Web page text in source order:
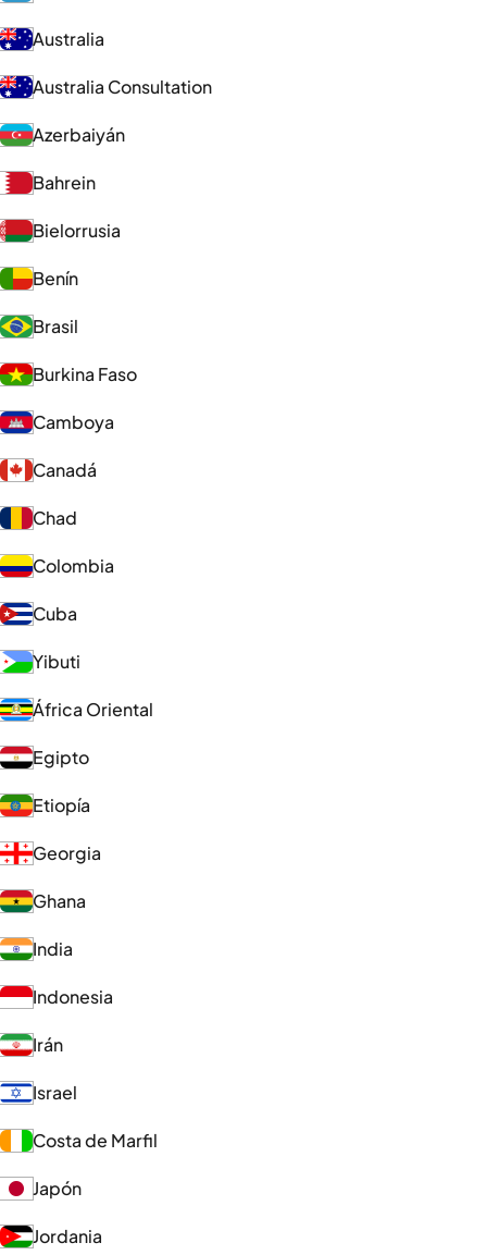
Australia
Australia Consultation
Azerbaiyán
Bahrein
Bielorrusia
Benín
Brasil
Burkina Faso
Camboya
Canadá
Chad
Colombia
Cuba
Yibuti
África Oriental
Egipto
Etiopía
Georgia
Ghana
India
Indonesia
Irán
Israel
Costa de Marfil
Japón
Jordania